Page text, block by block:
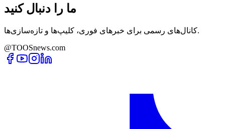
ما را دنبال کنید
کانال‌های رسمی برای خبرهای فوری، کلیپ‌ها و تازه‌سازی‌ها.
@TOOSnews.com